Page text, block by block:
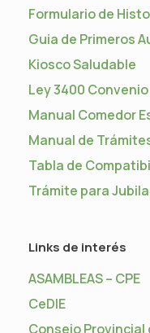
Formulario de
Guia de Primeros
Kiosco Saludable
Ley 3400
Manual Comedor
Manual de
Tabla de
Trámite para
Links de interés
ASAMBLEAS – CPE
CeDIE
Consejo Provincial